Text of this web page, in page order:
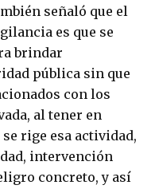
señaló que el
es que se
brindar
pública sin que
con los
al tener en
rige esa actividad,
intervención
concreto, y así